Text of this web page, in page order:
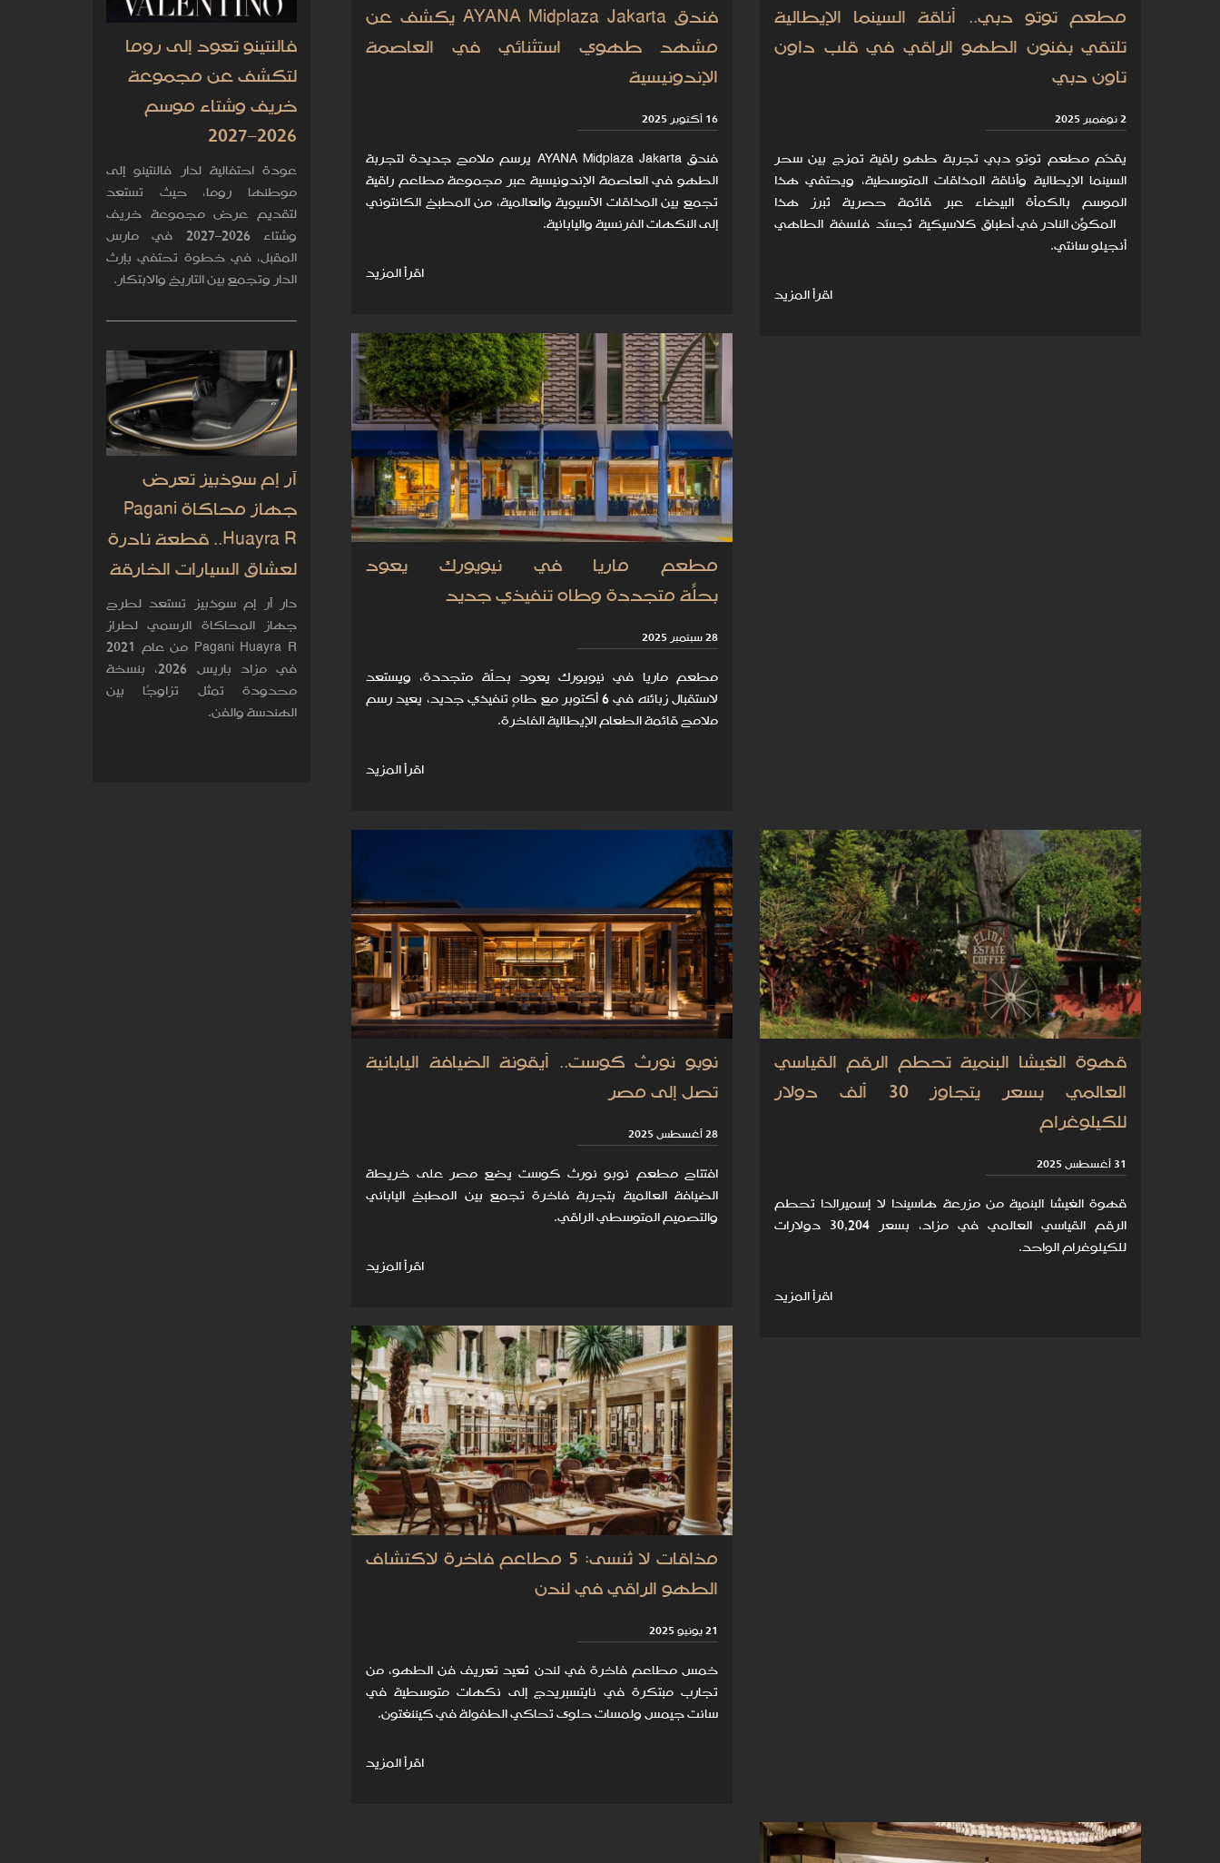
مطعم توتو دبي.. أناقة السينما الإيطالية
تلتقي بفنون الطهو الراقي في قلب داون
تاون دبي
2 نوفمبر 2025
يقدّم مطعم توتو دبي تجربة طهو راقية تمزج بين سحر
السينما الإيطالية وأناقة المذاقات المتوسطية، ويحتفي هذا
الموسم بالكمأة البيضاء عبر قائمة حصرية تُبرز هذا
المكوّن النادر في أطباقٍ كلاسيكية تُجسّد فلسفة الطاهي
أنجيلو سانتي.
اقرأ المزيد
فندق AYANA Midplaza Jakarta يكشف عن
مشهد طهوي استثنائي في العاصمة
الإندونيسية
16 أكتوبر 2025
فندق AYANA Midplaza Jakarta يرسم ملامح جديدة لتجربة
الطهو في العاصمة الإندونيسية عبر مجموعة مطاعم راقية
تجمع بين المذاقات الآسيوية والعالمية، من المطبخ الكانتوني
إلى النكهات الفرنسية واليابانية.
اقرأ المزيد
مطعم ماريا في نيويورك يعود
بحلّة متجددة وطاهٍ تنفيذي جديد
28 سبتمبر 2025
مطعم ماريا في نيويورك يعود بحلّة متجددة، ويستعد
لاستقبال زبائنه في 6 أكتوبر مع طاهٍ تنفيذي جديد، يعيد رسم
ملامح قائمة الطعام الإيطالية الفاخرة.
اقرأ المزيد
قهوة الغيشا البنمية تحطم الرقم القياسي
العالمي بسعر يتجاوز 30 ألف دولار
للكيلوغرام
31 أغسطس 2025
قهوة الغيشا البنمية من مزرعة هاسيندا لا إسميرالدا تحطم
الرقم القياسي العالمي في مزاد، بسعر 30,204 دولارات
للكيلوغرام الواحد.
اقرأ المزيد
نوبو نورث كوست.. أيقونة الضيافة اليابانية
تصل إلى مصر
28 أغسطس 2025
افتتاح مطعم نوبو نورث كوست يضع مصر على خريطة
الضيافة العالمية بتجربة فاخرة تجمع بين المطبخ الياباني
والتصميم المتوسطي الراقي.
اقرأ المزيد
مذاقات لا تُنسى: 5 مطاعم فاخرة لاكتشاف
الطهو الراقي في لندن
21 يونيو 2025
خمس مطاعم فاخرة في لندن تُعيد تعريف فن الطهو، من
تجارب مبتكرة في نايتسبريدج إلى نكهات متوسطية في
سانت جيمس ولمسات حلوى تحاكي الطفولة في كيننغتون.
اقرأ المزيد
فالنتينو تعود إلى روما
لتكشف عن مجموعة
خريف وشتاء موسم
2026–2027
عودة احتفالية لدار فالنتينو إلى
موطنها روما، حيث تستعد
لتقديم عرض مجموعة خريف
وشتاء 2026–2027 في مارس
المقبل، في خطوة تحتفي بإرث
الدار وتجمع بين التاريخ والابتكار.
آر إم سوذبيز تعرض
جهاز محاكاة Pagani
Huayra R.. قطعة نادرة
لعشاق السيارات الخارقة
دار آر إم سوذبيز تستعد لطرح
جهاز المحاكاة الرسمي لطراز
Pagani Huayra R من عام 2021
في مزاد باريس 2026، بنسخة
محدودة تمثل تزاوجًا بين
الهندسة والفن.